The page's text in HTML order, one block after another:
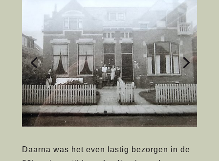
Daarna was het even lastig bezorgen in de